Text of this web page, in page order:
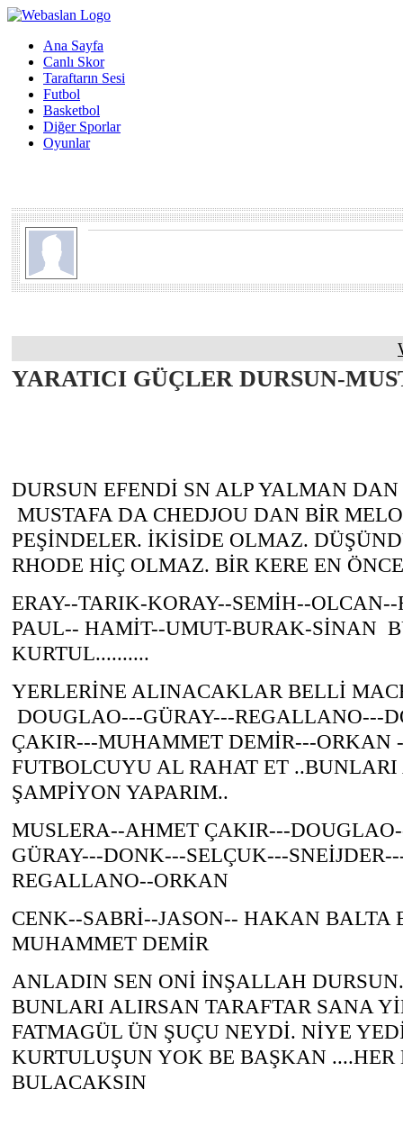
Ana Sayfa
Canlı Skor
Taraftarın Sesi
Futbol
Basketbol
Diğer Sporlar
Oyunlar
YARATICI GÜÇLER DURSUN-
DURSUN EFENDİ SN ALP YALMAN
MUSTAFA DA CHEDJOU DAN BİR
PEŞİNDELER. İKİSİDE OLMAZ.
RHODE HİÇ OLMAZ. BİR KERE EN
ERAY--TARIK-KORAY--SEMİH--OLCAN--
PAUL-- HAMİT--UMUT-BURAK-SİNAN
KURTUL..........
YERLERİNE ALINACAKLAR BELLİ
DOUGLAO---GÜRAY---REGALLANO---
ÇAKIR---MUHAMMET DEMİR---ORKAN
FUTBOLCUYU AL RAHAT ET
ŞAMPİYON YAPARIM..
MUSLERA--AHMET ÇAKIR---
GÜRAY---DONK---SELÇUK---
REGALLANO--ORKAN
CENK--SABRİ--JASON-- HAKAN BALTA
MUHAMMET DEMİR
ANLADIN SEN ONİ İNŞALLAH
BUNLARI ALIRSAN TARAFTAR SANA
FATMAGÜL ÜN ŞUÇU NEYDİ. NİYE
KURTULUŞUN YOK BE BAŞKAN
BULACAKSIN